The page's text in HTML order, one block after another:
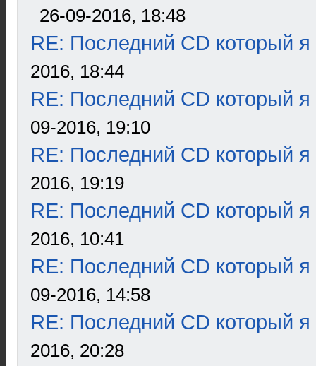
26-09-2016, 18:48
RE: Последний CD который я
2016, 18:44
RE: Последний CD который я
09-2016, 19:10
RE: Последний CD который я
2016, 19:19
RE: Последний CD который я
2016, 10:41
RE: Последний CD который я
09-2016, 14:58
RE: Последний CD который я
2016, 20:28